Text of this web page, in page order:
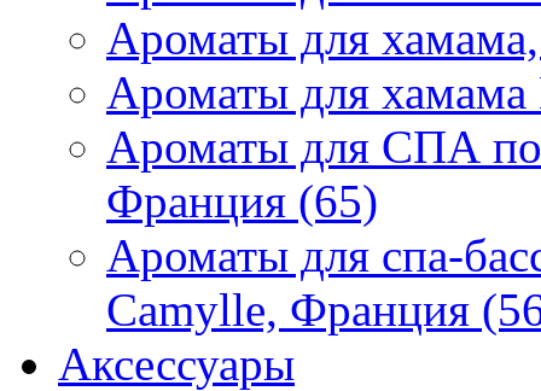
Ароматы для
Ароматы для
Ароматы для СПА
Франция (65)
Ароматы для спа-
Camylle, Франция
Аксессуары